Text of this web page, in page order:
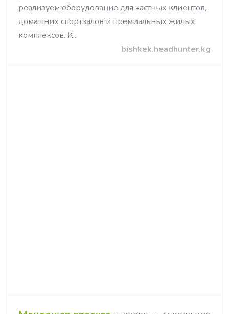
реализуем оборудование для частных клиентов,
домашних спортзалов и премиальных жилых
комплексов. К...
bishkek.headhunter.kg